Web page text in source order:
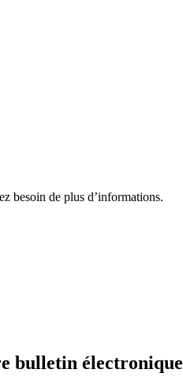
besoin de plus d’informations.
bulletin électronique